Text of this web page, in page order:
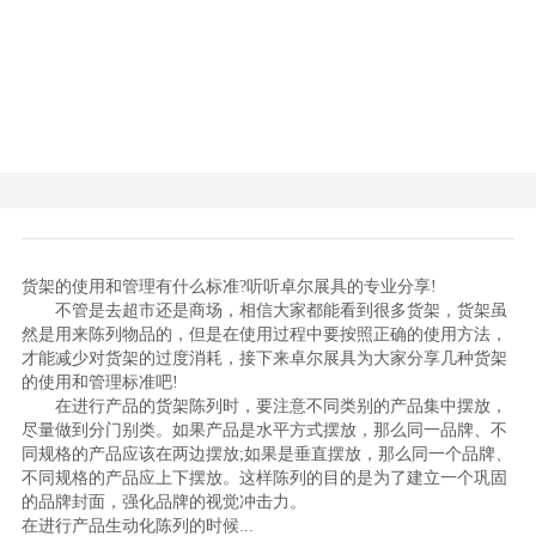
货架的使用和管理有什么标准?听听卓尔展具的专业分享!
不管是去超市还是商场，相信大家都能看到很多货架，货架虽
然是用来陈列物品的，但是在使用过程中要按照正确的使用方法，
才能减少对货架的过度消耗，接下来卓尔展具为大家分享几种货架
的使用和管理标准吧!
在进行产品的货架陈列时，要注意不同类别的产品集中摆放，
尽量做到分门别类。如果产品是水平方式摆放，那么同一品牌、不
同规格的产品应该在两边摆放;如果是垂直摆放，那么同一个品牌、
不同规格的产品应上下摆放。这样陈列的目的是为了建立一个巩固
的品牌封面，强化品牌的视觉冲击力。
在进行产品生动化陈列的时候...